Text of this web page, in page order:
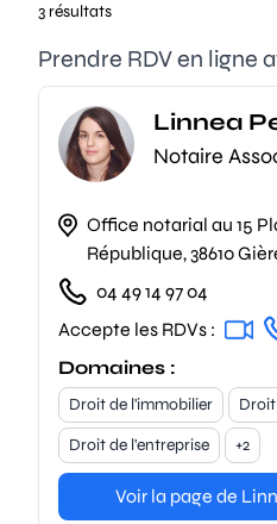
3 résultats
Prendre RDV en ligne
Linnea
Notaire
Office notarial au 15
République, 38610
04 49 14 97 04
Accepte les RDVs :
Domaines :
Droit de l'immobilier
Droit de l'entreprise
+2
Voir la page de